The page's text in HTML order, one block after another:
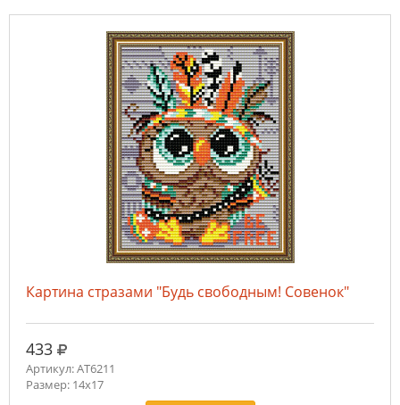
Картина стразами "Будь свободным! Совенок"
433 руб.
Артикул: AT6211
Размер: 14х17